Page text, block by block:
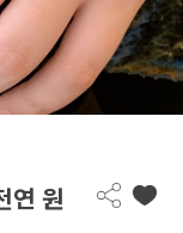
연 원